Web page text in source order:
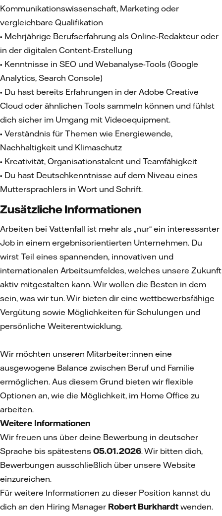
Kommunikationswissenschaft, Marketing oder
vergleichbare Qualifikation
• Mehrjährige Berufserfahrung als Online-Redakteur oder
in der digitalen Content-Erstellung
• Kenntnisse in SEO und Webanalyse-Tools (Google
Analytics, Search Console)
• Du hast bereits Erfahrungen in der Adobe Creative
Cloud oder ähnlichen Tools sammeln können und fühlst
dich sicher im Umgang mit Videoequipment.
• Verständnis für Themen wie Energiewende,
Nachhaltigkeit und Klimaschutz
• Kreativität, Organisationstalent und Teamfähigkeit
• Du hast Deutschkenntnisse auf dem Niveau eines
Muttersprachlers in Wort und Schrift.
Zusätzliche Informationen
Arbeiten bei Vattenfall ist mehr als „nur“ ein interessanter
Job in einem ergebnisorientierten Unternehmen. Du
wirst Teil eines spannenden, innovativen und
internationalen Arbeitsumfeldes, welches unsere Zukunft
aktiv mitgestalten kann. Wir wollen die Besten in dem
sein, was wir tun. Wir bieten dir eine wettbewerbsfähige
Vergütung sowie Möglichkeiten für Schulungen und
persönliche Weiterentwicklung.
Wir möchten unseren Mitarbeiter:innen eine
ausgewogene Balance zwischen Beruf und Familie
ermöglichen. Aus diesem Grund bieten wir flexible
Optionen an, wie die Möglichkeit, im Home Office zu
arbeiten.
Weitere Informationen
Wir freuen uns über deine Bewerbung in deutscher
Sprache bis spätestens 05.01.2026. Wir bitten dich,
Bewerbungen ausschließlich über unsere Website
einzureichen.
Für weitere Informationen zu dieser Position kannst du
dich an den Hiring Manager Robert Burkhardt wenden.